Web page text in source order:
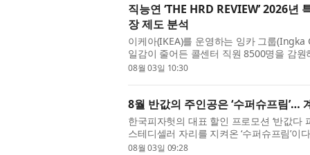
직능연 ‘THE HRD REVIEW’ 2026
장 제도 분석
이케아(IKEA)를 운영하는 잉카 그룹(Ingka
일감이 줄어든 콜센터 직원 8500명을 감
저(advisor)’로 재훈련하고 신규 서비스를
08월 03일 10:30
8월 반값의 주인공은 ‘수퍼슈프림’…
한국피자헛의 대표 할인 프로모션 ‘반값다
스테디셀러 자리를 지켜온 ‘수퍼슈프림’
핑에 신선한 채소를 더한 피자헛의 대표
08월 03일 09:28